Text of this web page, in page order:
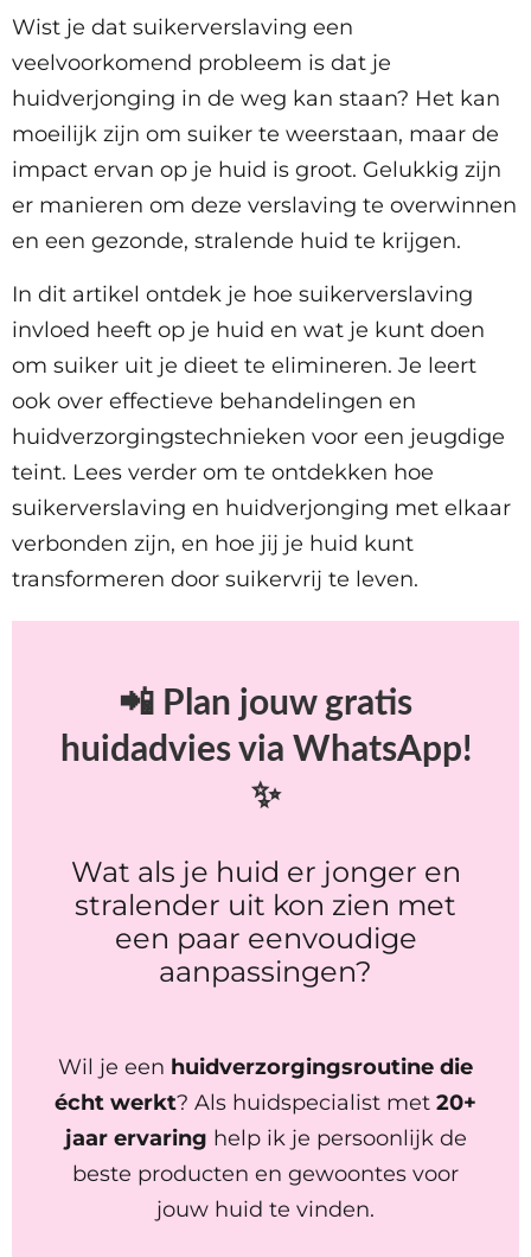
Wist je dat suikerverslaving een
veelvoorkomend probleem is dat je
huidverjonging in de weg kan staan? Het kan
moeilijk zijn om suiker te weerstaan, maar de
impact ervan op je huid is groot. Gelukkig zijn
er manieren om deze verslaving te overwinnen
en een gezonde, stralende huid te krijgen.
In dit artikel ontdek je hoe suikerverslaving
invloed heeft op je huid en wat je kunt doen
om suiker uit je dieet te elimineren. Je leert
ook over effectieve behandelingen en
huidverzorgingstechnieken voor een jeugdige
teint. Lees verder om te ontdekken hoe
suikerverslaving en huidverjonging met elkaar
verbonden zijn, en hoe jij je huid kunt
transformeren door suikervrij te leven.
📲 Plan jouw gratis
huidadvies via WhatsApp!
✨
Wat als je huid er jonger en
stralender uit kon zien met
een paar eenvoudige
aanpassingen?
Wil je een huidverzorgingsroutine die
écht werkt? Als huidspecialist met 20+
jaar ervaring help ik je persoonlijk de
beste producten en gewoontes voor
jouw huid te vinden.